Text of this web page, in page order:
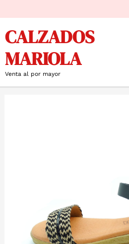
al
contenido
CALZADOS
MARIOLA
Venta al por mayor